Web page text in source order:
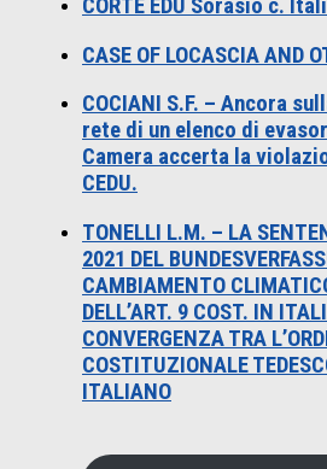
CORTE EDU Sorasio c.
CASE OF LOCASCIA AND
COCIANI S.F. – Ancora
rete di un elenco di
Camera accerta la
CEDU.
TONELLI L.M. – LA
2021 DEL
CAMBIAMENTO
DELL’ART. 9 COST. IN
CONVERGENZA TRA
COSTITUZIONALE
ITALIANO